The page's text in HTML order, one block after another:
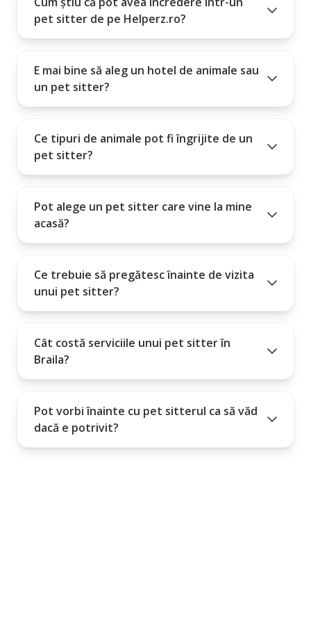
Alegerea unui pet sitter este mai mult decât un serviciu - este o relație
de încredere între om și animal.
pet sitter de pe Helperz.ro?
E mai bine să aleg un hotel de animale sau
un pet sitter?
Ce tipuri de animale pot fi îngrijite de un
pet sitter?
Pot alege un pet sitter care vine la mine
acasă?
Ce trebuie să pregătesc înainte de vizita
unui pet sitter?
Cât costă serviciile unui pet sitter în
Braila?
Pot vorbi înainte cu pet sitterul ca să văd
dacă e potrivit?